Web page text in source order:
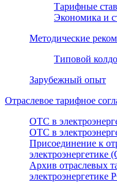
Тарифные
Экономика и
Методические
Типовой
Зарубежный опыт
Отраслевое тарифное
ОТС в
ОТС в
Присоединение к
электроэнергетике
Архив отраслевых